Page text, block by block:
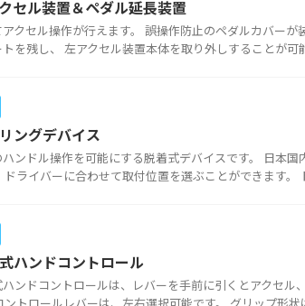
セル装置＆ペダル延長装置
クセル操作が行えます。 誤操作防止のペダルカバー
を残し、 左アクセル装置本体を取り外しすることが可
ングデバイス
ンドル操作を可能にする脱着式デバイスです。 日本
ドライバーに合わせて取付位置を選ぶことができます。
ハンドコントロール
ハンドコントロールは、レバーを手前に引くとアクセ